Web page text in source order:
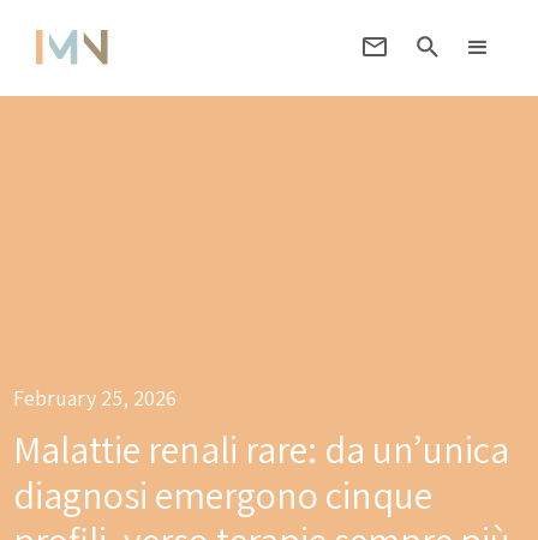
February 25, 2026
Malattie renali rare: da un’unica
diagnosi emergono cinque